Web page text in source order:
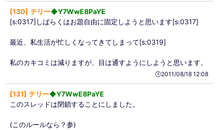
130 テリー◆Y7WwE8PaYE
[s:0317]しばらくはお題自由に固定しようと思います[s:0317]
最近、私生活が忙しくなってきてしまって[s:0319]
私のカキコミは減りますが、目は通すようにしようと思います。
🕒️2011/08/18 12:08
131 テリー◆Y7WwE8PaYE
このスレッドは閉鎖することにしました。
(このルールなら？参)